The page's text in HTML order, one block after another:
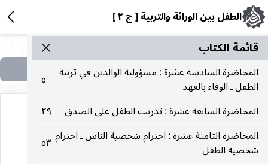
الطفل بين الوراثة والتربية [ ج ٢ ]
قائمة الکتاب
المحاضرة السادسة عشرة : مسؤولية الوالدين في تربية
الطفل ـ الوفاء بالعهد
٥
المحاضرة السابعة عشرة : تدريب الطفل على الصدق
٢٩
المحاضرة الثامنة عشرة : احترام شخصية الناس ـ احترام
شخصية الطفل
٥٣